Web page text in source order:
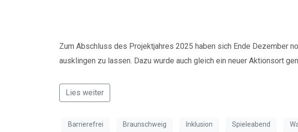
Zum Abschluss des Projektjahres 2025 haben sich Ende Dezember
ausklingen zu lassen. Dazu wurde auch gleich ein neuer Aktionsort
Lies weiter
Barrierefrei Braunschweig Inklusion Spieleabend